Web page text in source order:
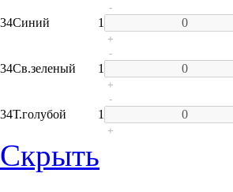
34Синий 1
-
+
34Св.зеленый 1
-
+
34Т.голубой 1
-
+
Скрыть